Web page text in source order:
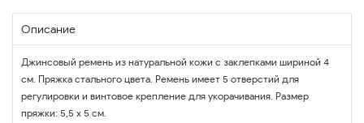
Описание
Джинсовый ремень из натуральной кожи с заклепками шириной 4
см. Пряжка стального цвета. Ремень имеет 5 отверстий для
регулировки и винтовое крепление для укорачивания. Размер
пряжки: 5,5 х 5 см.